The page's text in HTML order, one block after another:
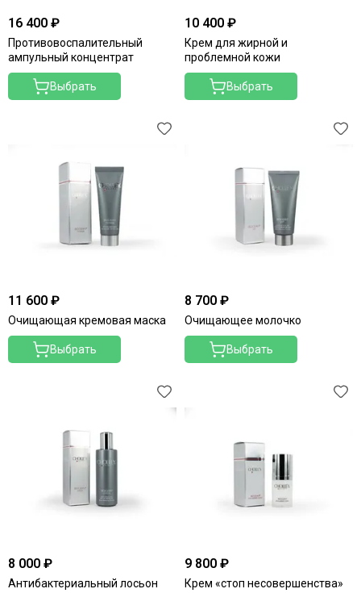
Formula Dr. Lyuter
Gehwol
Germaine de Capuccini
Huma-Stemells
Inspira: Alpina
Intime Organique
Janssen Cosmetics
Juliette Armand
Koreatida
Lamar
LeviSsime
Merique
Phytoceane
Reviderm
Rhea
16 400 ₽
Противовоспалительный
ампульный концентрат
Выбрать
10 400 ₽
Крем для жирной и
проблемной кожи
Выбрать
11 600 ₽
Очищающая кремовая маска
Выбрать
8 700 ₽
Очищающее молочко
Выбрать
8 000 ₽
Антибактериальный лосьон
9 800 ₽
Крем «стоп несовершенства»